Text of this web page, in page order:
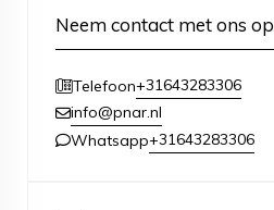
Neem contact met ons op
Telefoon+31643283306
info@pnar.nl
Whatsapp+31643283306